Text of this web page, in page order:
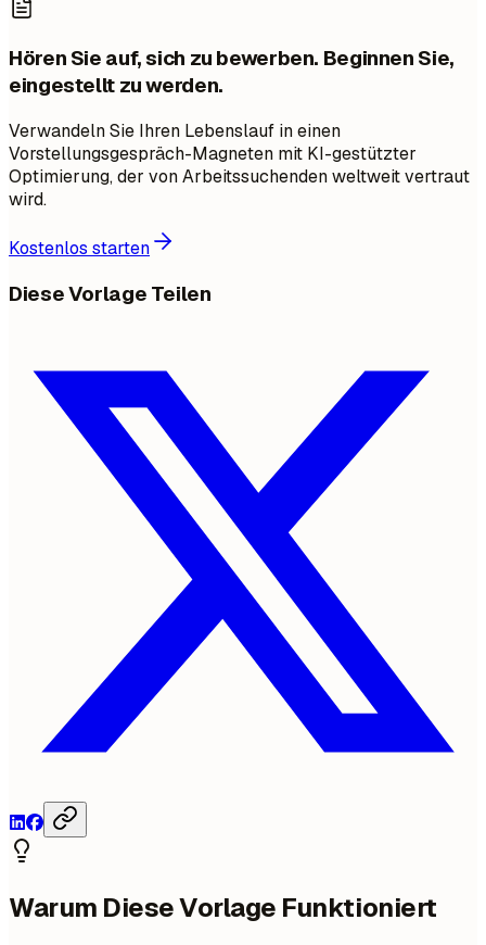
Hören Sie auf, sich zu bewerben. Beginnen Sie,
eingestellt zu werden.
Verwandeln Sie Ihren Lebenslauf in einen
Vorstellungsgespräch-Magneten mit KI-gestützter
Optimierung, der von Arbeitssuchenden weltweit vertraut
wird.
Kostenlos starten
Diese Vorlage Teilen
Warum Diese Vorlage Funktioniert